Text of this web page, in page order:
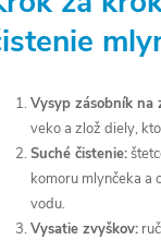
Vysyp zásobník na
veko a zlož diely,
Suché čistenie:
komoru mlynčeka a
vodu.
Vysatie zvyškov: